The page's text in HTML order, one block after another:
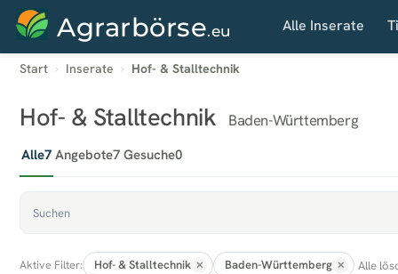
Agrarbörse.eu Alle Inserate
Start Inserate Hof- & Stalltechnik
Hof- & Stalltechnik Baden-Württemberg
Alle7 Angebote7 Gesuche0
Aktive Filter: Hof- & Stalltechnik Baden-Württemberg Alle